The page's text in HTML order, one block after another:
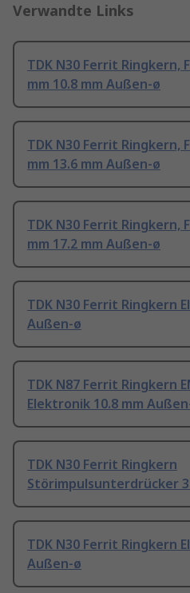
Verwandte Links
TDK N30 Ferrit Ringkern,
mm 10.8 mm Außen-ø
TDK N30 Ferrit Ringkern,
mm 13.6 mm Außen-ø
TDK N30 Ferrit Ringkern,
mm 17.2 mm Außen-ø
TDK N30 Ferrit Ringkern
Außen-ø
TDK N87 Ferrit Ringkern
Elektronik 10.8 mm
TDK N30 Ferrit Ringkern
Störimpulsunterdrücker
TDK N30 Ferrit Ringkern
Außen-ø